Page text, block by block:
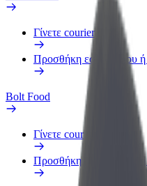
Γίνετε courier
Προσθήκη εστιατορίου
Bolt Food
Γίνετε courier
Προσθήκη εστιατορίου